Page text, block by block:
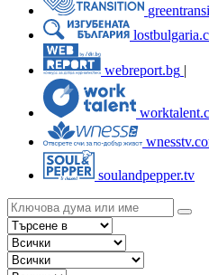
webreport.bg
soulandpepper.tv